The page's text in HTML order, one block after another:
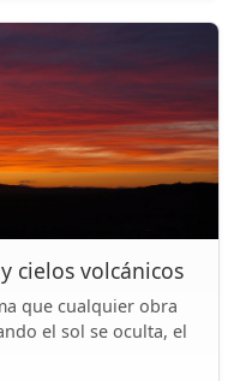
cielos volcánicos
que cualquier obra
el sol se oculta, el